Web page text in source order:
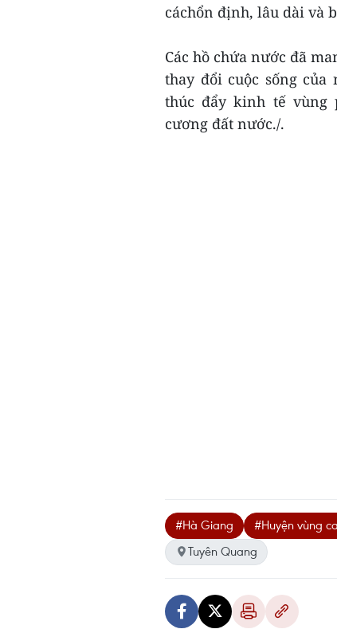
cáchổn định, lâu dài và
Các hồ chứa nước đã
thay đổi cuộc sống của
thúc đẩy kinh tế vùng
cương đất nước./.
#Hà Giang #Huyện vùng
Tuyên Quang